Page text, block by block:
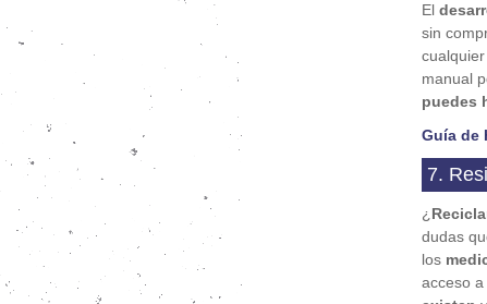
El
sin
manual
puedes
Guía de
7.
¿
dudas
los
acceso